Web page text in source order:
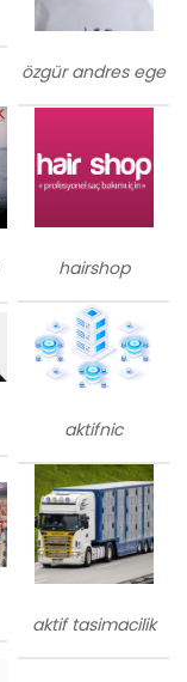
özgür andres ege
hairshop
aktifnic
aktif tasimacilik